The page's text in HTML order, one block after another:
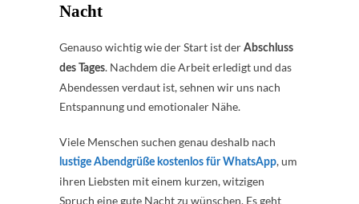
Nacht
Genauso wichtig wie der Start ist der Abschluss
des Tages. Nachdem die Arbeit erledigt und das
Abendessen verdaut ist, sehnen wir uns nach
Entspannung und emotionaler Nähe.
Viele Menschen suchen genau deshalb nach
lustige Abendgrüße kostenlos für WhatsApp, um
ihren Liebsten mit einem kurzen, witzigen
Spruch eine gute Nacht zu wünschen. Es geht